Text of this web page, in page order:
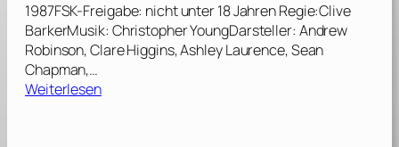
p
S
p
c
1987FSK-Freigabe: nicht unter 18 Jahren Regie:Clive
BarkerMusik: Christopher YoungDarsteller: Andrew
Robinson, Clare Higgins, Ashley Laurence, Sean
Chapman,…
Weiterlesen: